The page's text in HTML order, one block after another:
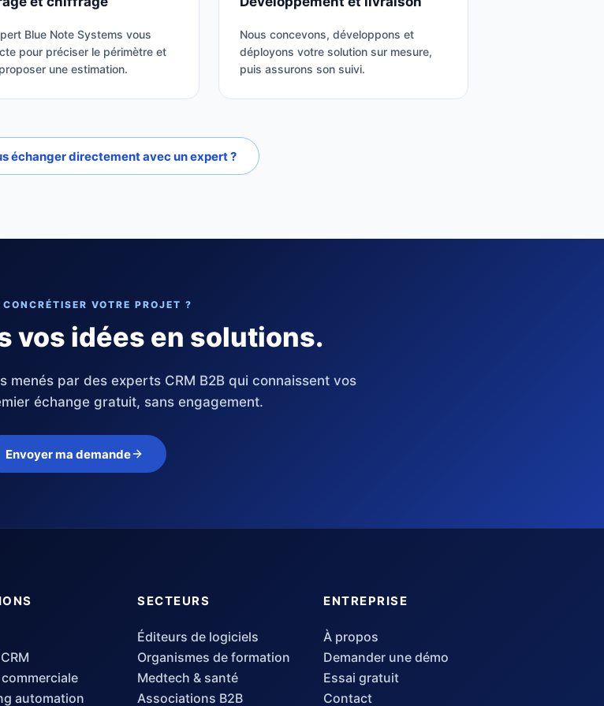
Blue Note Systems vous
pour préciser le périmètre et
une estimation.
Nous concevons, développons et
déployons votre solution sur mesure,
puis assurons son suivi.
échanger directement avec un expert ?
VOTRE PROJET ?
vos idées en solutions.
menés par des experts CRM B2B qui connaissent vos
échange gratuit, sans engagement.
Envoyer ma demande
automation
SECTEURS
Éditeurs de logiciels
Organismes de formation
Medtech & santé
Associations B2B
ENTREPRISE
À propos
Demander une démo
Essai gratuit
Contact